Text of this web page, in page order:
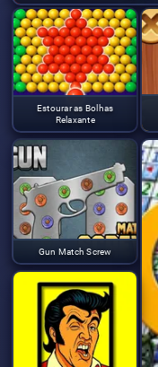
Estourar as Bolhas
Relaxante
Gun Match Screw